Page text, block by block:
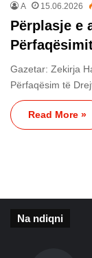
A 15.06.2026
Përplasje e
Gazetar: Zekirja
Përfaqësim të
Read More »
Na ndiqni